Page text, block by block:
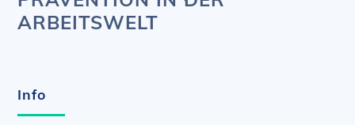
ARBEITSWELT
Info